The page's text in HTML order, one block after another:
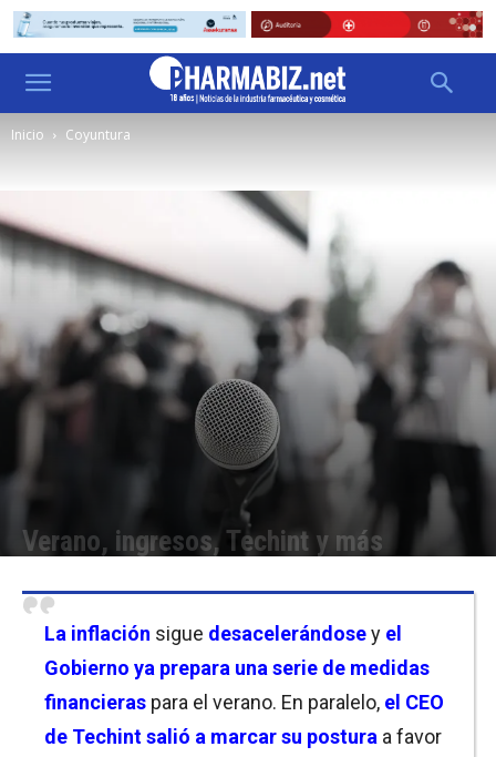
Inicio Coyuntura
Verano, ingresos, Techint y más
La inflación sigue desacelerándosey el
Gobierno ya prepara una serie de medidas
financieras para el verano. En paralelo, el CEO
de Techint salió a marcar su postura a favor